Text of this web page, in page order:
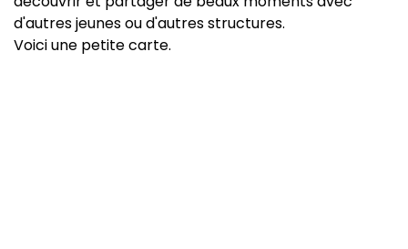
d'autres jeunes ou d'autres structures.
Voici une petite carte.